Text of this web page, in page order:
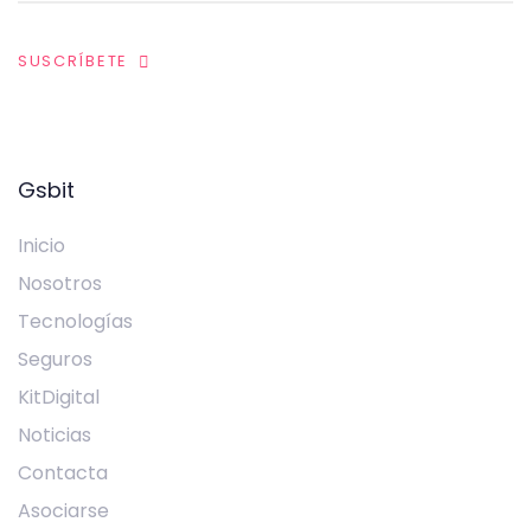
SUSCRÍBETE
Gsbit
Inicio
Nosotros
Tecnologías
Seguros
KitDigital
Noticias
Contacta
Asociarse